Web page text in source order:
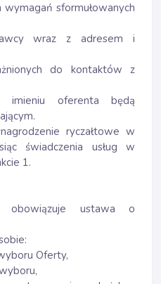
sformułowanych
wraz z adresem i
do kontaktów z
oferenta będą
ryczałtowe w
świadczenia usług w
1.
obowiązuje ustawa o
Oferty,